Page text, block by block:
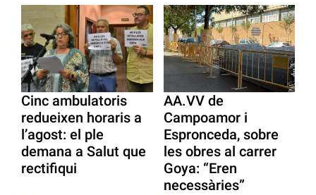
Cinc ambulatoris
redueixen horaris a
l’agost: el ple
demana a Salut que
rectifiqui
AA.VV de
Campoamor i
Espronceda, sobre
les obres al carrer
Goya: “Eren
necessàries”